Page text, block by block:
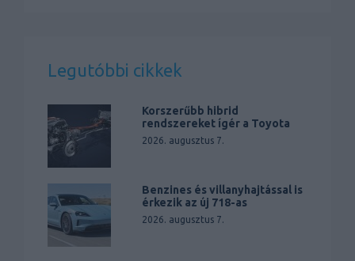
Legutóbbi cikkek
Korszerűbb hibrid
rendszereket ígér a Toyota
2026. augusztus 7.
Benzines és villanyhajtással is
érkezik az új 718-as
2026. augusztus 7.